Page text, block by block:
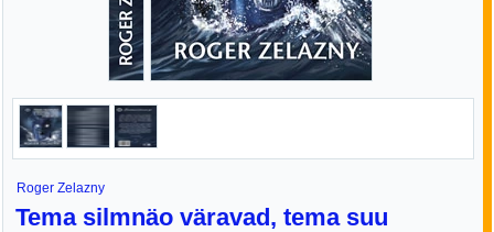
Roger Zelazny
Tema silmnäo väravad, tema suu